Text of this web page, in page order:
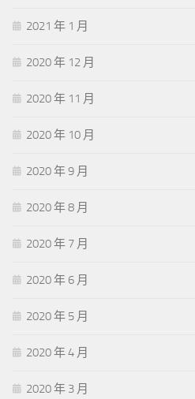
2021 年 1 月
2020 年 12 月
2020 年 11 月
2020 年 10 月
2020 年 9 月
2020 年 8 月
2020 年 7 月
2020 年 6 月
2020 年 5 月
2020 年 4 月
2020 年 3 月